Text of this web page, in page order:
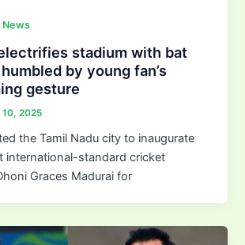
News
stadium with bat
by young fan’s
gesture
2025
the Tamil Nadu city to inaugurate
international-standard cricket
Graces Madurai for